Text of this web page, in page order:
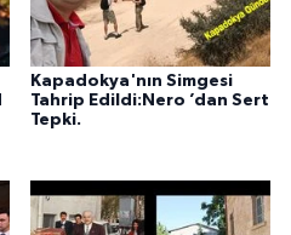
Kapadokya'nın Simgesi
Tahrip Edildi:Nero ’dan Sert
Tepki.